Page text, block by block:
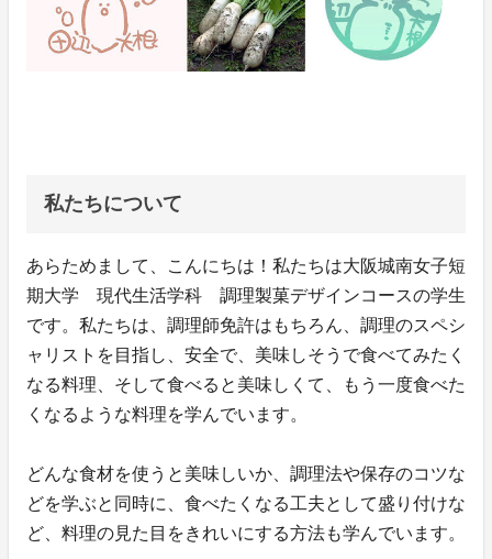
私たちについて
あらためまして、こんにちは！私たちは大阪城南女子短
期大学 現代生活学科 調理製菓デザインコースの学生
です。私たちは、調理師免許はもちろん、調理のスペシ
ャリストを目指し、安全で、美味しそうで食べてみたく
なる料理、そして食べると美味しくて、もう一度食べた
くなるような料理を学んでいます。
どんな食材を使うと美味しいか、調理法や保存のコツな
どを学ぶと同時に、食べたくなる工夫として盛り付けな
ど、料理の見た目をきれいにする方法も学んでいます。